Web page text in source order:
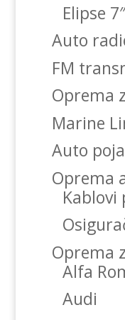
Elipse
Auto
FM
Oprema
Marine
Auto
Oprema
Kablovi
Oprema
Alfa
Audi